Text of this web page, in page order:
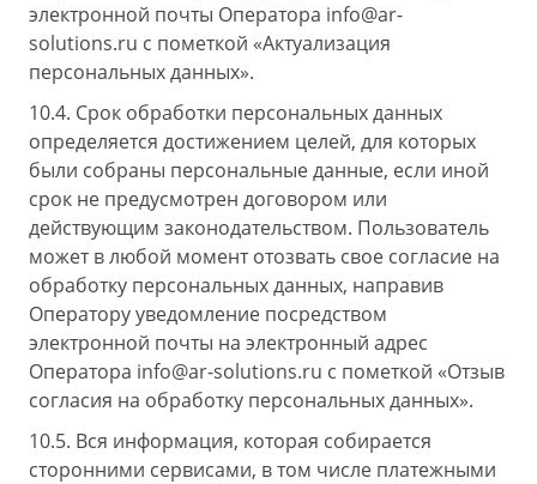
электронной почты Оператора info@ar-
solutions.ru с пометкой «Актуализация
персональных данных».
10.4. Срок обработки персональных данных
определяется достижением целей, для которых
были собраны персональные данные, если иной
срок не предусмотрен договором или
действующим законодательством. Пользователь
может в любой момент отозвать свое согласие на
обработку персональных данных, направив
Оператору уведомление посредством
электронной почты на электронный адрес
Оператора info@ar-solutions.ru с пометкой «Отзыв
согласия на обработку персональных данных».
10.5. Вся информация, которая собирается
сторонними сервисами, в том числе платежными